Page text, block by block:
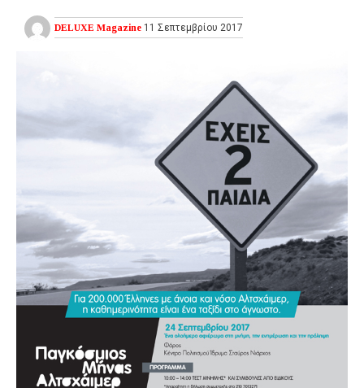
DELUXE Magazine 11 Σεπτεμβρίου 2017